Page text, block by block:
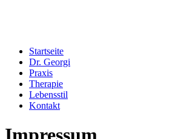
Startseite
Dr. Georgi
Praxis
Therapie
Lebensstil
Kontakt